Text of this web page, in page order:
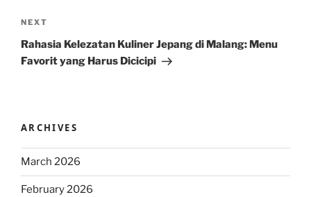
Next
Post
NEXT
Rahasia Kelezatan Kuliner Jepang di Malang: Menu
Favorit yang Harus Dicicipi
ARCHIVES
March 2026
February 2026